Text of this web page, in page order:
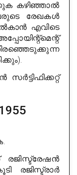
കഴിഞ്ഞാൽ
രേഖകൾ
എവിടെ
രജിസ്ട്രേഷൻ
രജിസ്ട്രാർ